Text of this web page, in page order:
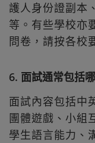
護人身份證副本
等。有些學校亦
問卷，請按各校
6. 面試通常包括
面試內容包括中
團體遊戲、小組
學生語言能力、